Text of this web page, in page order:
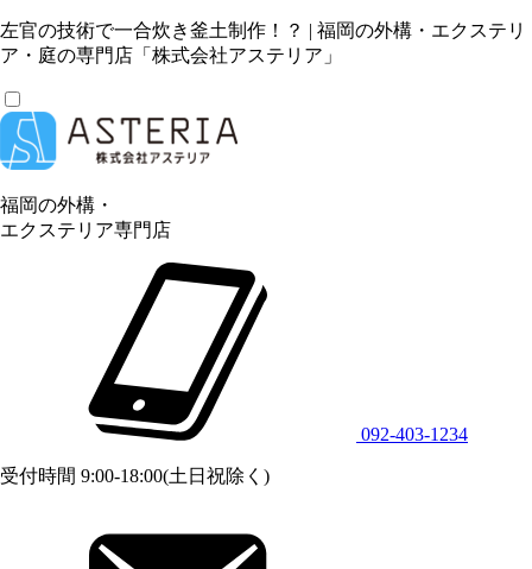
左官の技術で一合炊き釜土制作！？ | 福岡の外構・エクステリ
ア・庭の専門店「株式会社アステリア」
福岡の外構・
エクステリア専門店
092-403-1234
受付時間 9:00-18:00(土日祝除く)